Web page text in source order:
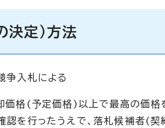
決定）方法
争入札による
価格(予定価格)以上で最高の価
を行ったうえで、落札候補者(契